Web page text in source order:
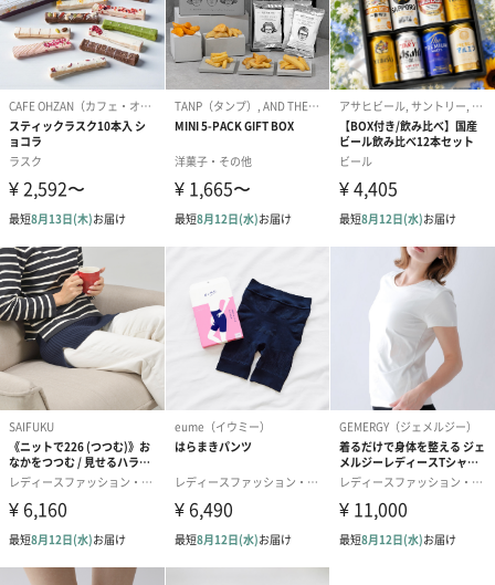
ダンボール装飾（ひま
わり）（720円）
ダンボール装飾（チュ
ーリップ）（720円）
ダンボール装
イトピンク×
ト）（580円）
お渡し用の紙袋です。
商品に合わせたサイズをお届けします。
あり（280円）